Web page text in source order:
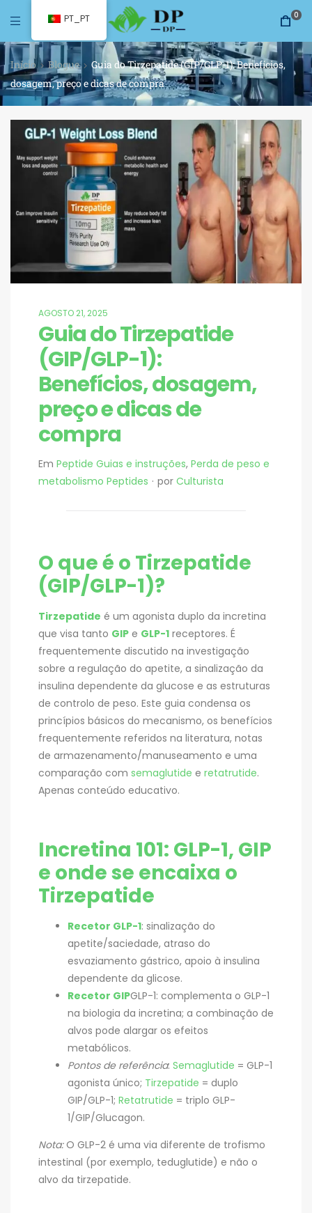
0
Início Blogue
Guia do Tirzepatide (GIP/GLP-1): Benefícios,
dosagem, preço e dicas de compra
AGOSTO 21, 2025
Guia do Tirzepatide
(GIP/GLP-1):
Benefícios, dosagem,
preço e dicas de
compra
Em Peptide Guias e instruções, Perda de peso e
metabolismo Peptides
por Culturista
O que é o Tirzepatide
(GIP/GLP-1)?
Tirzepatide é um agonista duplo da incretina
que visa tanto GIP e GLP-1 receptores. É
frequentemente discutido na investigação
sobre a regulação do apetite, a sinalização da
insulina dependente da glucose e as estruturas
de controlo de peso. Este guia condensa os
princípios básicos do mecanismo, os benefícios
frequentemente referidos na literatura, notas
de armazenamento/manuseamento e uma
comparação com semaglutide e retatrutide.
Apenas conteúdo educativo.
Incretina 101: GLP-1, GIP
e onde se encaixa o
Tirzepatide
Recetor GLP-1: sinalização do
apetite/saciedade, atraso do
esvaziamento gástrico, apoio à insulina
dependente da glicose.
Recetor GIPGLP-1: complementa o GLP-1
na biologia da incretina; a combinação de
alvos pode alargar os efeitos
metabólicos.
Pontos de referência: Semaglutide = GLP-1
agonista único; Tirzepatide = duplo
GIP/GLP-1; Retatrutide = triplo GLP-
1/GIP/Glucagon.
Nota:O GLP-2 é uma via diferente de trofismo
intestinal (por exemplo, teduglutide) e não o
alvo da tirzepatide.
PT_PT